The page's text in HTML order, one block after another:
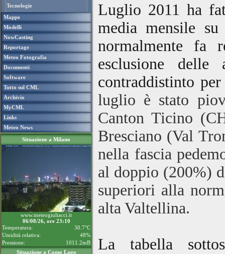
Tecnologie
Mappe
Modelli
NowCasting
Reportage
Meteo Fotografia
Documenti
Software
Tutto sul CML
Archivio
MyCML
Links
Meteo News
Situazione a Milano
www.meteogiuliacci.it
06/08/26, ore 23:10
Temperatura:
30.7°C
Umidità relativa:
48%
Pressione:
1011.2mB
Situazione a Como Lago
Luglio 2011 ha
media mensile
normalmente fa
esclusione delle
contraddistinto
luglio è stato
Canton Ticino
Bresciano (Val
nella fascia
al doppio (200%)
superiori alla
alta Valtellina.
La tabella